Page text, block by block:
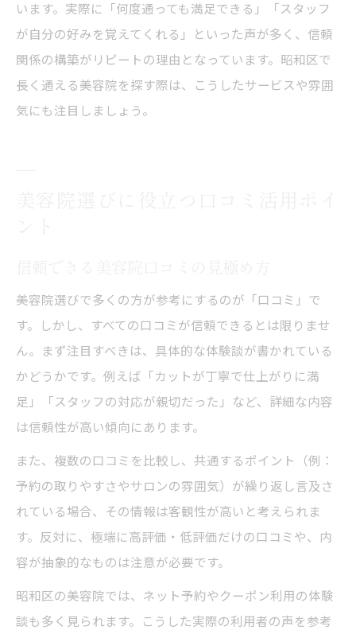
います。実際に「何度通っても満足できる」「スタッフ
が自分の好みを覚えてくれる」といった声が多く、信頼
関係の構築がリピートの理由となっています。昭和区で
長く通える美容院を探す際は、こうしたサービスや雰囲
気にも注目しましょう。
美容院選びで多くの方が参考にするのが「口コミ」で
す。しかし、すべての口コミが信頼できるとは限りませ
ん。まず注目すべきは、具体的な体験談が書かれている
かどうかです。例えば「カットが丁寧で仕上がりに満
足」「スタッフの対応が親切だった」など、詳細な内容
は信頼性が高い傾向にあります。
また、複数の口コミを比較し、共通するポイント（例：
予約の取りやすさやサロンの雰囲気）が繰り返し言及さ
れている場合、その情報は客観性が高いと考えられま
す。反対に、極端に高評価・低評価だけの口コミや、内
容が抽象的なものは注意が必要です。
昭和区の美容院では、ネット予約やクーポン利用の体験
談も多く見られます。こうした実際の利用者の声を参考